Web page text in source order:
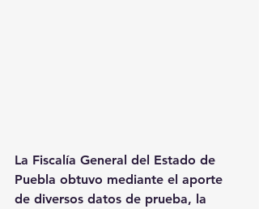
La Fiscalía General del Estado de
Puebla obtuvo mediante el aporte
de diversos datos de prueba, la